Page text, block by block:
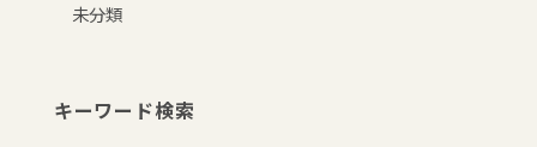
未分類
キーワード検索